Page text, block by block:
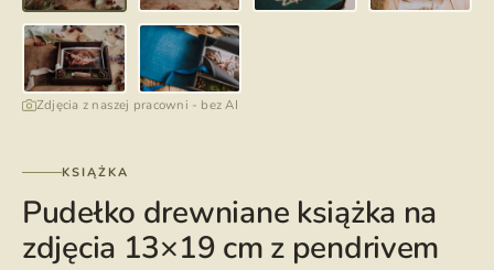
Zdjęcia z naszej pracowni - bez AI
KSIĄŻKA
Pudełko drewniane książka na
zdjęcia 13×19 cm z pendrivem